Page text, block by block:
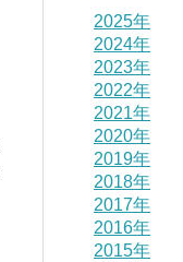
2025年
2024年
2023年
2022年
2021年
2020年
2019年
2018年
2017年
2016年
2015年